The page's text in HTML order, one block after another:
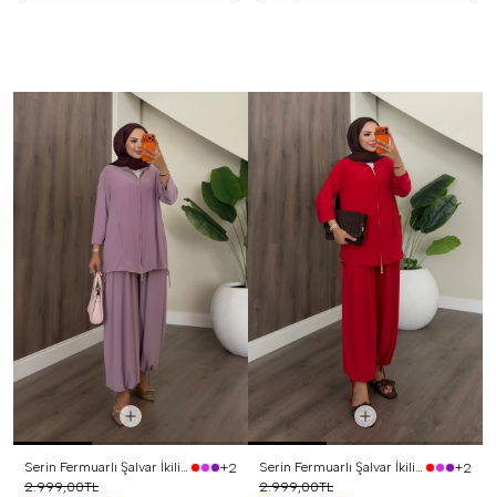
Serin Fermuarlı Şalvar İkili Takım Lila
+2
2.999,00TL
Serin Fermuarlı Şalvar İkili Takım Kırmızı
+2
2.999,00TL